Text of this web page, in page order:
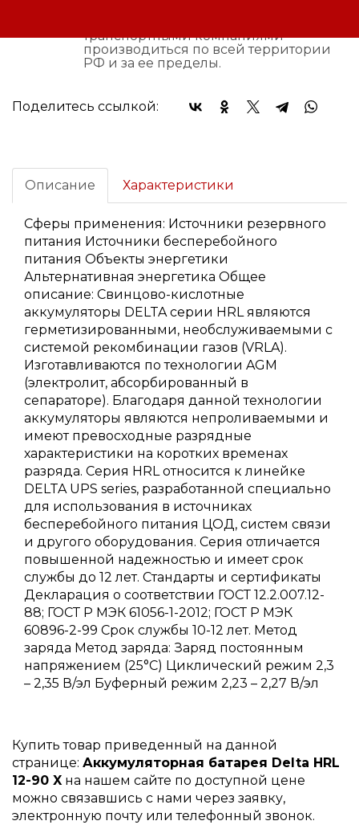
транспортными компаниями
производиться по всей территории
РФ и за ее пределы.
Поделитесь ссылкой:
Описание Характеристики
Сферы применения: Источники резервного
питания Источники бесперебойного
питания Объекты энергетики
Альтернативная энергетика Общее
описание: Свинцово-кислотные
аккумуляторы DELTA серии HRL являются
герметизированными, необслуживаемыми с
системой рекомбинации газов (VRLA).
Изготавливаются по технологии AGM
(электролит, абсорбированный в
сепараторе). Благодаря данной технологии
аккумуляторы являются непроливаемыми и
имеют превосходные разрядные
характеристики на коротких временах
разряда. Серия HRL относится к линейке
DELTA UPS series, разработанной специально
для использования в источниках
бесперебойного питания ЦОД, систем связи
и другого оборудования. Серия отличается
повышенной надежностью и имеет срок
службы до 12 лет. Стандарты и сертификаты
Декларация о соответствии ГОСТ 12.2.007.12-
88; ГОСТ Р МЭК 61056-1-2012; ГОСТ Р МЭК
60896-2-99 Срок службы 10-12 лет. Метод
заряда Метод заряда: Заряд постоянным
напряжением (25°С) Циклический режим 2,3
– 2,35 В/эл Буферный режим 2,23 – 2,27 В/эл
Купить товар приведенный на данной
странице: Аккумуляторная батарея Delta HRL
12-90 X на нашем сайте по доступной цене
можно связавшись с нами через заявку,
электронную почту или телефонный звонок.